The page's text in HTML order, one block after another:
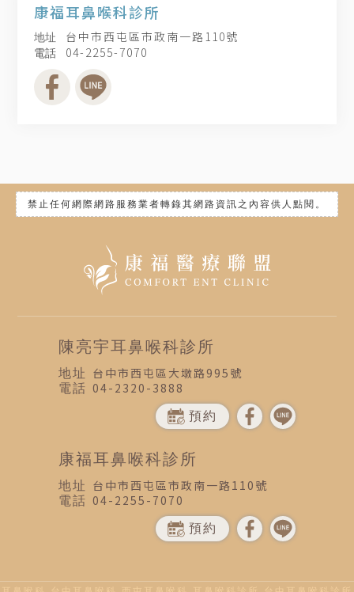
康福耳鼻喉科診所
台中市西屯區市政南一路110號
04-2255-7070
禁止任何網際網路服務業者轉錄其網路資訊之內容供人點閱。
陳亮宇耳鼻喉科診所
台中市西屯區大墩路995號
04-2320-3888
預約
康福耳鼻喉科診所
台中市西屯區市政南一路110號
04-2255-7070
預約